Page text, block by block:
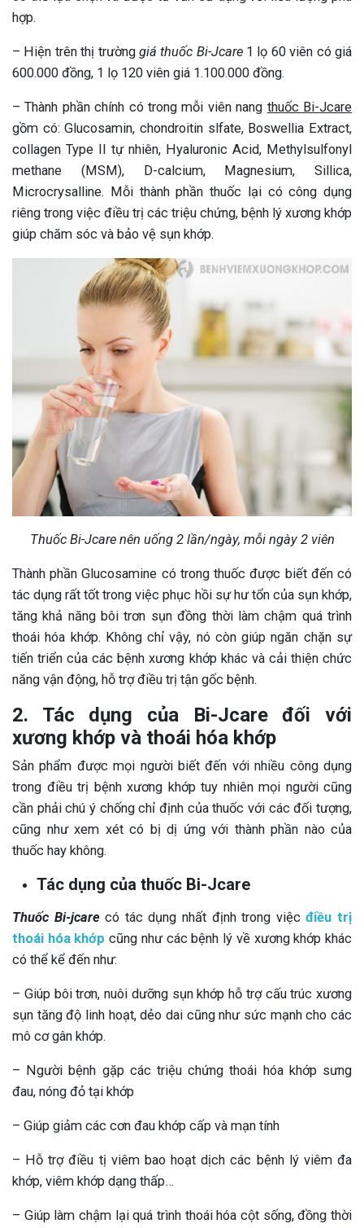
hợp.
– Hiện trên thị trường giá thuốc Bi-Jcare1 lọ 60 viên có giá
600.000 đồng, 1 lọ 120 viên giá 1.100.000 đồng.
– Thành phần chính có trong mỗi viên nang thuốc Bi-Jcare
gồm có: Glucosamin, chondroitin slfate, Boswellia Extract,
collagen Type II tự nhiên, Hyaluronic Acid, Methylsulfonyl
methane (MSM), D-calcium, Magnesium, Sillica,
Microcrysalline. Mỗi thành phần thuốc lại có công dụng
riêng trong việc điều trị các triệu chứng, bệnh lý xương khớp
giúp chăm sóc và bảo vệ sụn khớp.
Thuốc Bi-Jcare nên uống 2 lần/ngày, mỗi ngày 2 viên
Thành phần Glucosamine có trong thuốc được biết đến có
tác dụng rất tốt trong việc phục hồi sự hư tổn của sụn khớp,
tăng khả năng bôi trơn sụn đồng thời làm chậm quá trình
thoái hóa khớp. Không chỉ vậy, nó còn giúp ngăn chặn sự
tiến triển của các bệnh xương khớp khác và cải thiện chức
năng vận động, hỗ trợ điều trị tận gốc bệnh.
2. Tác dụng của Bi-Jcare đối với
xương khớp và thoái hóa khớp
Sản phẩm được mọi người biết đến với nhiều công dụng
trong điều trị bệnh xương khớp tuy nhiên mọi người cũng
cần phải chú ý chống chỉ định của thuốc với các đối tượng,
cũng như xem xét có bị dị ứng với thành phần nào của
thuốc hay không.
Tác dụng của thuốc Bi-Jcare
Thuốc Bi-jcarecó tác dụng nhất định trong việcđiều trị
thoái hóa khớp cũng như các bệnh lý về xương khớp khác
có thể kể đến như:
– Giúp bôi trơn, nuôi dưỡng sụn khớp hỗ trợ cấu trúc xương
sụn tăng độ linh hoạt, dẻo dai cũng như sức mạnh cho các
mô cơ gân khớp.
– Người bệnh gặp các triệu chứng thoái hóa khớp sưng
đau, nóng đỏ tại khớp
– Giúp giảm các cơn đau khớp cấp và mạn tính
– Hỗ trợ điều tị viêm bao hoạt dịch các bệnh lý viêm đa
khớp, viêm khớp dạng thấp…
– Giúp làm chậm lại quá trình thoái hóa cột sống, đồng thời